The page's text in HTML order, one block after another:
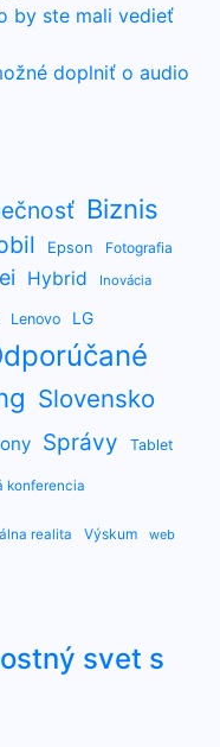
by ste mali vedieť
doplniť o audio
Biznis
Epson
Fotografia
Hybrid Inovácia
Lenovo LG
Slovensko
Správy Tablet
konferencia
realita Výskum web
svet s